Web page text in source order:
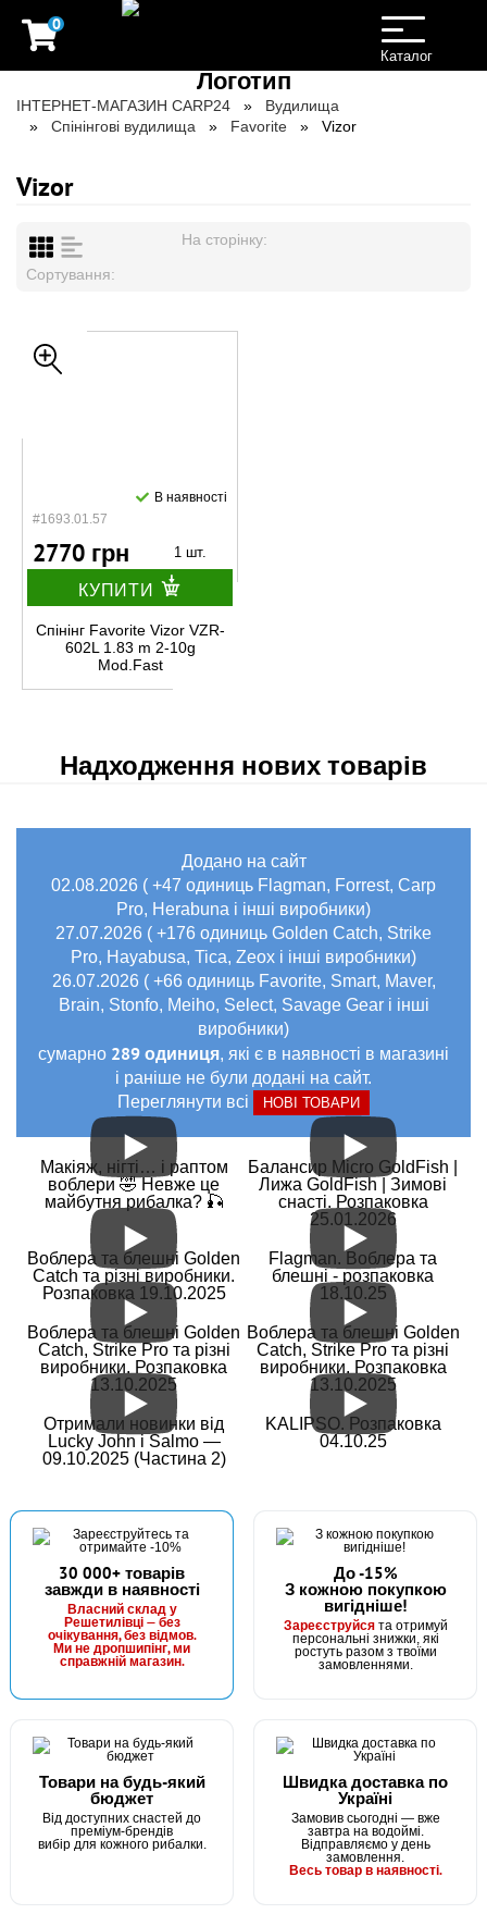
0
Toggle
navigation
Каталог
ІНТЕРНЕТ-МАГАЗИН CARP24
Вудилища
Спінінгові вудилища
Favorite Vizor
Vizor
На сторінку:
Сортування:
#1693.01.57
В наявності
2770 грн 1 шт.
КУПИТИ
Спінінг Favorite Vizor VZR-
602L 1.83 m 2-10g
Mod.Fast
Надходження нових товарів
Додано на сайт
02.08.2026 ( +47 одиниць Flagman, Forrest, Carp
Pro, Herabuna і інші виробники)
27.07.2026 ( +176 одиниць Golden Catch, Strike
Pro, Hayabusa, Tica, Zeox і інші виробники)
26.07.2026 ( +66 одиниць Favorite, Smart, Maver,
Brain, Stonfo, Meiho, Select, Savage Gear і інші
виробники)
сумарно 289 одиниця, які є в наявності в магазині
і раніше не були додані на сайт.
Переглянути всі
НОВІ ТОВАРИ
Макіяж, нігті… і раптом
воблери 🤣 Невже це
майбутня рибалка? 🎣
Балансир Micro GoldFish |
Лижа GoldFish | Зимові
снасті. Розпаковка
25.01.2026
Воблера та блешні Golden
Catch та різні виробники.
Розпаковка 19.10.2025
Flagman. Воблера та
блешні - розпаковка
18.10.25
Воблера та блешні Golden
Catch, Strike Pro та різні
виробники. Розпаковка
13.10.2025
Воблера та блешні Golden
Catch, Strike Pro та різні
виробники. Розпаковка
13.10.2025
Отримали новинки від
Lucky John і Salmo —
09.10.2025 (Частина 2)
KALIPSO. Розпаковка
04.10.25
30 000+ товарів
завжди в наявності
Власний склад у
Решетилівці — без
очікування, без відмов.
Ми не дропшипінг, ми
справжній магазин.
До -15%
З кожною покупкою
вигідніше!
Зареєструйсята отримуй
персональні знижки, які
ростуть разом з твоїми
замовленнями.
Товари на будь-який
бюджет
Від доступних снастей до
преміум-брендів
вибір для кожного рибалки.
Швидка доставка по
Україні
Замовив сьогодні — вже
завтра на водоймі.
Відправляємо у день
замовлення.
Весь товар в наявності.